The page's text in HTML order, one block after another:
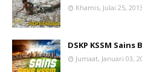
Khamis, Julai 25, 2013
DSKP KSSM
Jumaat, Januari 03,